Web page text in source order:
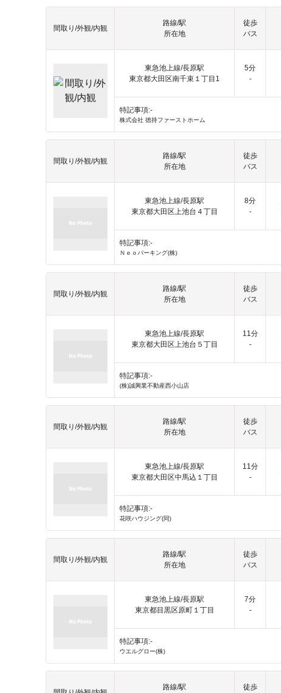
間取り/外観/内観
路線/駅
所在地
徒歩
バス
東急池上線/長原駅
東京都大田区南千束１丁目1
5分
-
特記事項:-
株式会社 徳持ファーストホーム
間取り/外観/内観
路線/駅
所在地
徒歩
バス
東急池上線/長原駅
東京都大田区上池台４丁目
8分
-
特記事項:-
Ｎｅｏパーキング(株)
間取り/外観/内観
路線/駅
所在地
徒歩
バス
東急池上線/長原駅
東京都大田区上池台５丁目
11分
-
特記事項:-
(株)誠興業不動産西小山店
間取り/外観/内観
路線/駅
所在地
徒歩
バス
東急池上線/長原駅
東京都大田区中馬込１丁目
11分
-
特記事項:-
花咲ハウジング(同)
間取り/外観/内観
路線/駅
所在地
徒歩
バス
東急池上線/長原駅
東京都目黒区原町１丁目
7分
-
特記事項:-
ウエルグロー(株)
路線/駅
徒歩